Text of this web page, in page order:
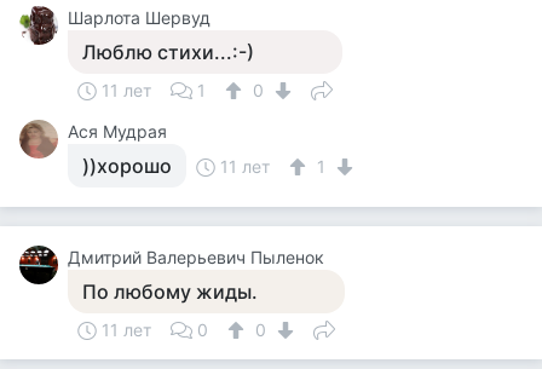
Шарлота Шервуд
Люблю стихи...:-)
11 лет 1
0
Ася Мудрая
))хорошо 11 лет 1
Дмитрий Валерьевич Пыленок
По любому жиды.
11 лет 0 0